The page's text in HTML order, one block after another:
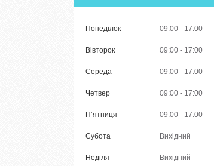
Понеділок 09:00 17:00
Вівторок 09:00 17:00
Середа 09:00 17:00
Четвер 09:00 17:00
Пʼятниця 09:00 17:00
Субота Вихідний
Неділя Вихідний